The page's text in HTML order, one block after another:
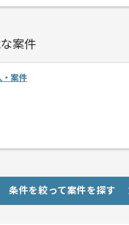
案件
・案件
条件を絞って案件を探す